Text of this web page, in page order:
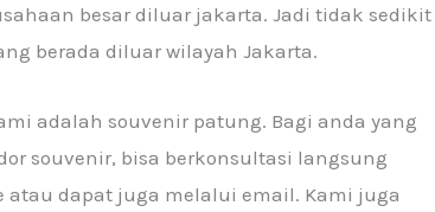
besar diluar jakarta. Jadi tidak sedikit
berada diluar wilayah Jakarta.
adalah souvenir patung. Bagi anda yang
souvenir, bisa berkonsultasi langsung
dapat juga melalui email. Kami juga